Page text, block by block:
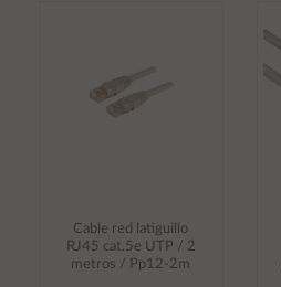
Cable red latiguillo
RJ45 cat.5e UTP / 2
metros / Pp12-2m